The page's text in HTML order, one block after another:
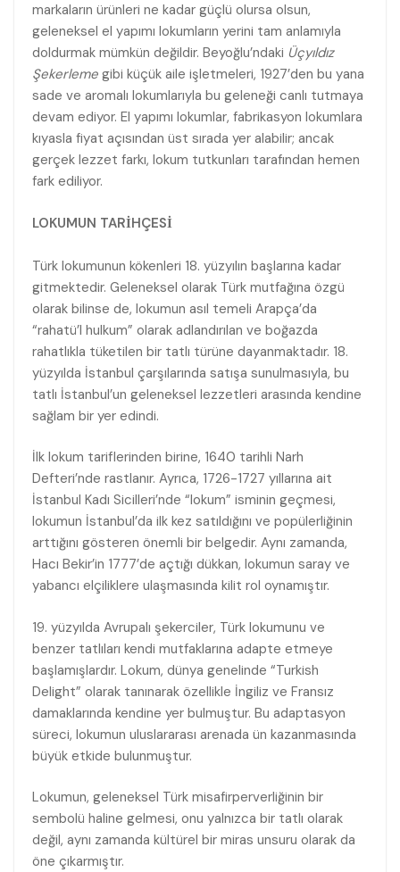
markaların ürünleri ne kadar güçlü olursa olsun,
geleneksel el yapımı lokumların yerini tam anlamıyla
doldurmak mümkün değildir. Beyoğlu’ndaki Üçyıldız
Şekerleme gibi küçük aile işletmeleri, 1927’den bu yana
sade ve aromalı lokumlarıyla bu geleneği canlı tutmaya
devam ediyor. El yapımı lokumlar, fabrikasyon lokumlara
kıyasla fiyat açısından üst sırada yer alabilir; ancak
gerçek lezzet farkı, lokum tutkunları tarafından hemen
fark ediliyor.
LOKUMUN TARİHÇESİ
Türk lokumunun kökenleri 18. yüzyılın başlarına kadar
gitmektedir. Geleneksel olarak Türk mutfağına özgü
olarak bilinse de, lokumun asıl temeli Arapça’da
“rahatü’l hulkum” olarak adlandırılan ve boğazda
rahatlıkla tüketilen bir tatlı türüne dayanmaktadır. 18.
yüzyılda İstanbul çarşılarında satışa sunulmasıyla, bu
tatlı İstanbul’un geleneksel lezzetleri arasında kendine
sağlam bir yer edindi.
İlk lokum tariflerinden birine, 1640 tarihli Narh
Defteri’nde rastlanır. Ayrıca, 1726-1727 yıllarına ait
İstanbul Kadı Sicilleri’nde “lokum” isminin geçmesi,
lokumun İstanbul’da ilk kez satıldığını ve popülerliğinin
arttığını gösteren önemli bir belgedir. Aynı zamanda,
Hacı Bekir’in 1777’de açtığı dükkan, lokumun saray ve
yabancı elçiliklere ulaşmasında kilit rol oynamıştır.
19. yüzyılda Avrupalı şekerciler, Türk lokumunu ve
benzer tatlıları kendi mutfaklarına adapte etmeye
başlamışlardır. Lokum, dünya genelinde “Turkish
Delight” olarak tanınarak özellikle İngiliz ve Fransız
damaklarında kendine yer bulmuştur. Bu adaptasyon
süreci, lokumun uluslararası arenada ün kazanmasında
büyük etkide bulunmuştur.
Lokumun, geleneksel Türk misafirperverliğinin bir
sembolü haline gelmesi, onu yalnızca bir tatlı olarak
değil, aynı zamanda kültürel bir miras unsuru olarak da
öne çıkarmıştır.